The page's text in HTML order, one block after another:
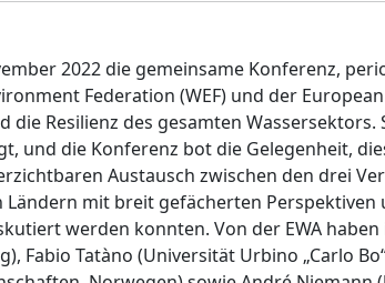
2022 die gemeinsame Konferenz,
Federation (WEF) und der
die Resilienz des gesamten
und die Konferenz bot die Gelegenheit,
Austausch zwischen den drei
mit breit gefächerten Perspektiven
werden konnten. Von der EWA haben
Fabio Tatàno (Universität Urbino „Carlo